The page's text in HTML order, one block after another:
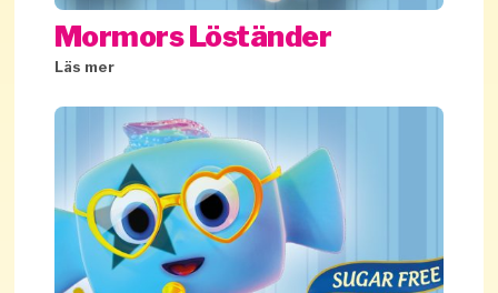
Mormors Löständer
Läs mer